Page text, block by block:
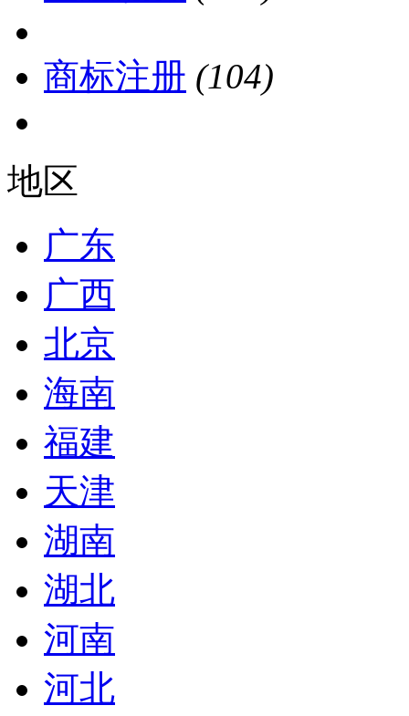
商标注册 (104)
地区
广东
广西
北京
海南
福建
天津
湖南
湖北
河南
河北